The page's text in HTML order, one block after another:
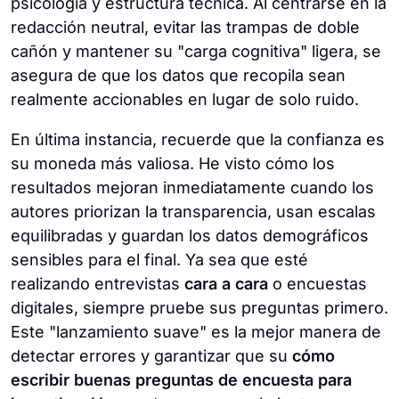
redacción neutral, evitar las trampas de doble
cañón y mantener su "carga cognitiva" ligera, se
asegura de que los datos que recopila sean
realmente accionables en lugar de solo ruido.
En última instancia, recuerde que la confianza es
su moneda más valiosa. He visto cómo los
resultados mejoran inmediatamente cuando los
autores priorizan la transparencia, usan escalas
equilibradas y guardan los datos demográficos
sensibles para el final. Ya sea que esté
realizando entrevistas cara a cara o encuestas
digitales, siempre pruebe sus preguntas primero.
Este "lanzamiento suave" es la mejor manera de
detectar errores y garantizar que su cómo
escribir buenas preguntas de encuesta para